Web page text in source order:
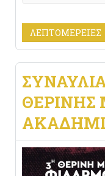
ΛΕΠΤΟΜΈΡΕΙΕΣ
ΘΕΡΙΝΉΣ